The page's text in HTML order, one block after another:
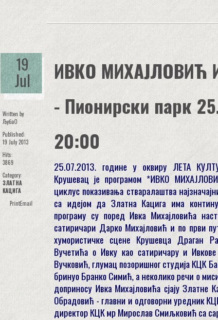
19
Jul
Written by
ЉубаО
Published:
19 July 2013
Hits:
3869
Category:
ЗЛАТНА
КАЦИГА
PrintEmail
ИВКО МИХАЈЛОВИЋ
- Пионирски парк
20:00
25.07.2013. године у оквиру ЛЕТА
Крушевац је програмом *ИВКО
циклус показивања стваралаштва
са идејом да Златна Кацига има
програму су поред Ивка Михајловића
сатиричари Дарко Михајловић и по први
хумористичке сцене Крушевца Драган
Вучетића о Ивку као сатиричару и
Вучковић, глумац позоришног студија КЦК
бринуо Бранко Симић, а неколико речи о
доприносу Ивка Михајловића сјају Златне
Обрадовић - главни и одговорни уредник
директор КЦК мр Мирослав Смиљковић са